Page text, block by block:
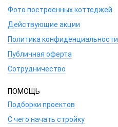
Фото построенных коттеджей
Действующие акции
Политика конфиденциальности
Публичная оферта
Сотрудничество
ПОМОЩЬ
Подборки проектов
С чего начать стройку